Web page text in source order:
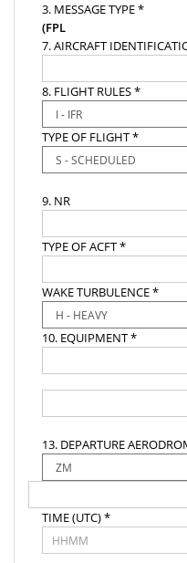
3. MESSAGE TYPE *
(FPL
7. AIRCRAFT
8. FLIGHT RULES *
TYPE OF FLIGHT *
9. NR
TYPE OF ACFT *
WAKE TURBULENCE *
10. EQUIPMENT *
13. DEPARTURE
TIME (UTC) *